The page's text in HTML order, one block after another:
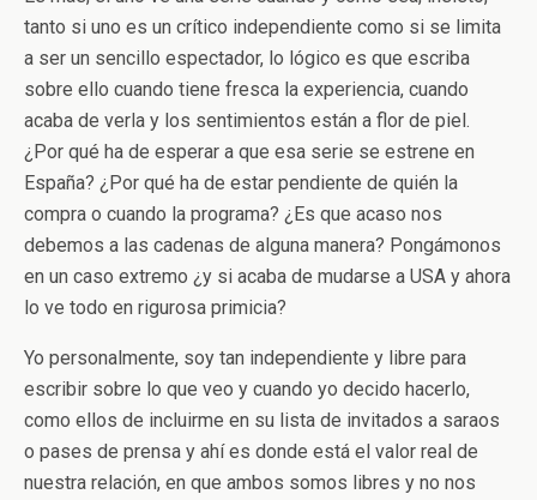
tanto si uno es un crítico independiente como si se limita
a ser un sencillo espectador, lo lógico es que escriba
sobre ello cuando tiene fresca la experiencia, cuando
acaba de verla y los sentimientos están a flor de piel.
¿Por qué ha de esperar a que esa serie se estrene en
España? ¿Por qué ha de estar pendiente de quién la
compra o cuando la programa? ¿Es que acaso nos
debemos a las cadenas de alguna manera? Pongámonos
en un caso extremo ¿y si acaba de mudarse a USA y ahora
lo ve todo en rigurosa primicia?
Yo personalmente, soy tan independiente y libre para
escribir sobre lo que veo y cuando yo decido hacerlo,
como ellos de incluirme en su lista de invitados a saraos
o pases de prensa y ahí es donde está el valor real de
nuestra relación, en que ambos somos libres y no nos